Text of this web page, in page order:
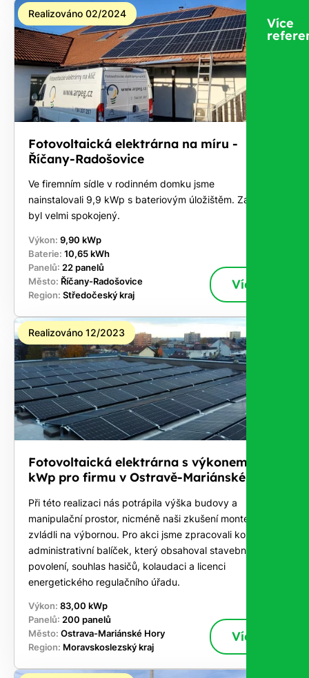
Realizováno 02/2024
Fotovoltaická elektrárna na míru -
Říčany-Radošovice
Ve firemním sídle v rodinném domku jsme
nainstalovali 9,9 kWp s bateriovým úložištěm. Zákazník
byl velmi spokojený.
Výkon: 9,90 kWp
Baterie: 10,65 kWh
Panelů: 22 panelů
Město: Říčany-Radošovice
Region: Středočeský kraj
Více
Realizováno 12/2023
Fotovoltaická elektrárna s výkonem 83
kWp pro firmu v Ostravě-Mariánské Hory
Při této realizaci nás potrápila výška budovy a
manipulační prostor, nicméně naši zkušení montéři to
zvládli na výbornou. Pro akci jsme zpracovali kompletní
administrativní balíček, který obsahoval stavební
povolení, souhlas hasičů, kolaudaci a licenci
energetického regulačního úřadu.
Výkon: 83,00 kWp
Panelů: 200 panelů
Město: Ostrava-Mariánské Hory
Region: Moravskoslezský kraj
Více
Více